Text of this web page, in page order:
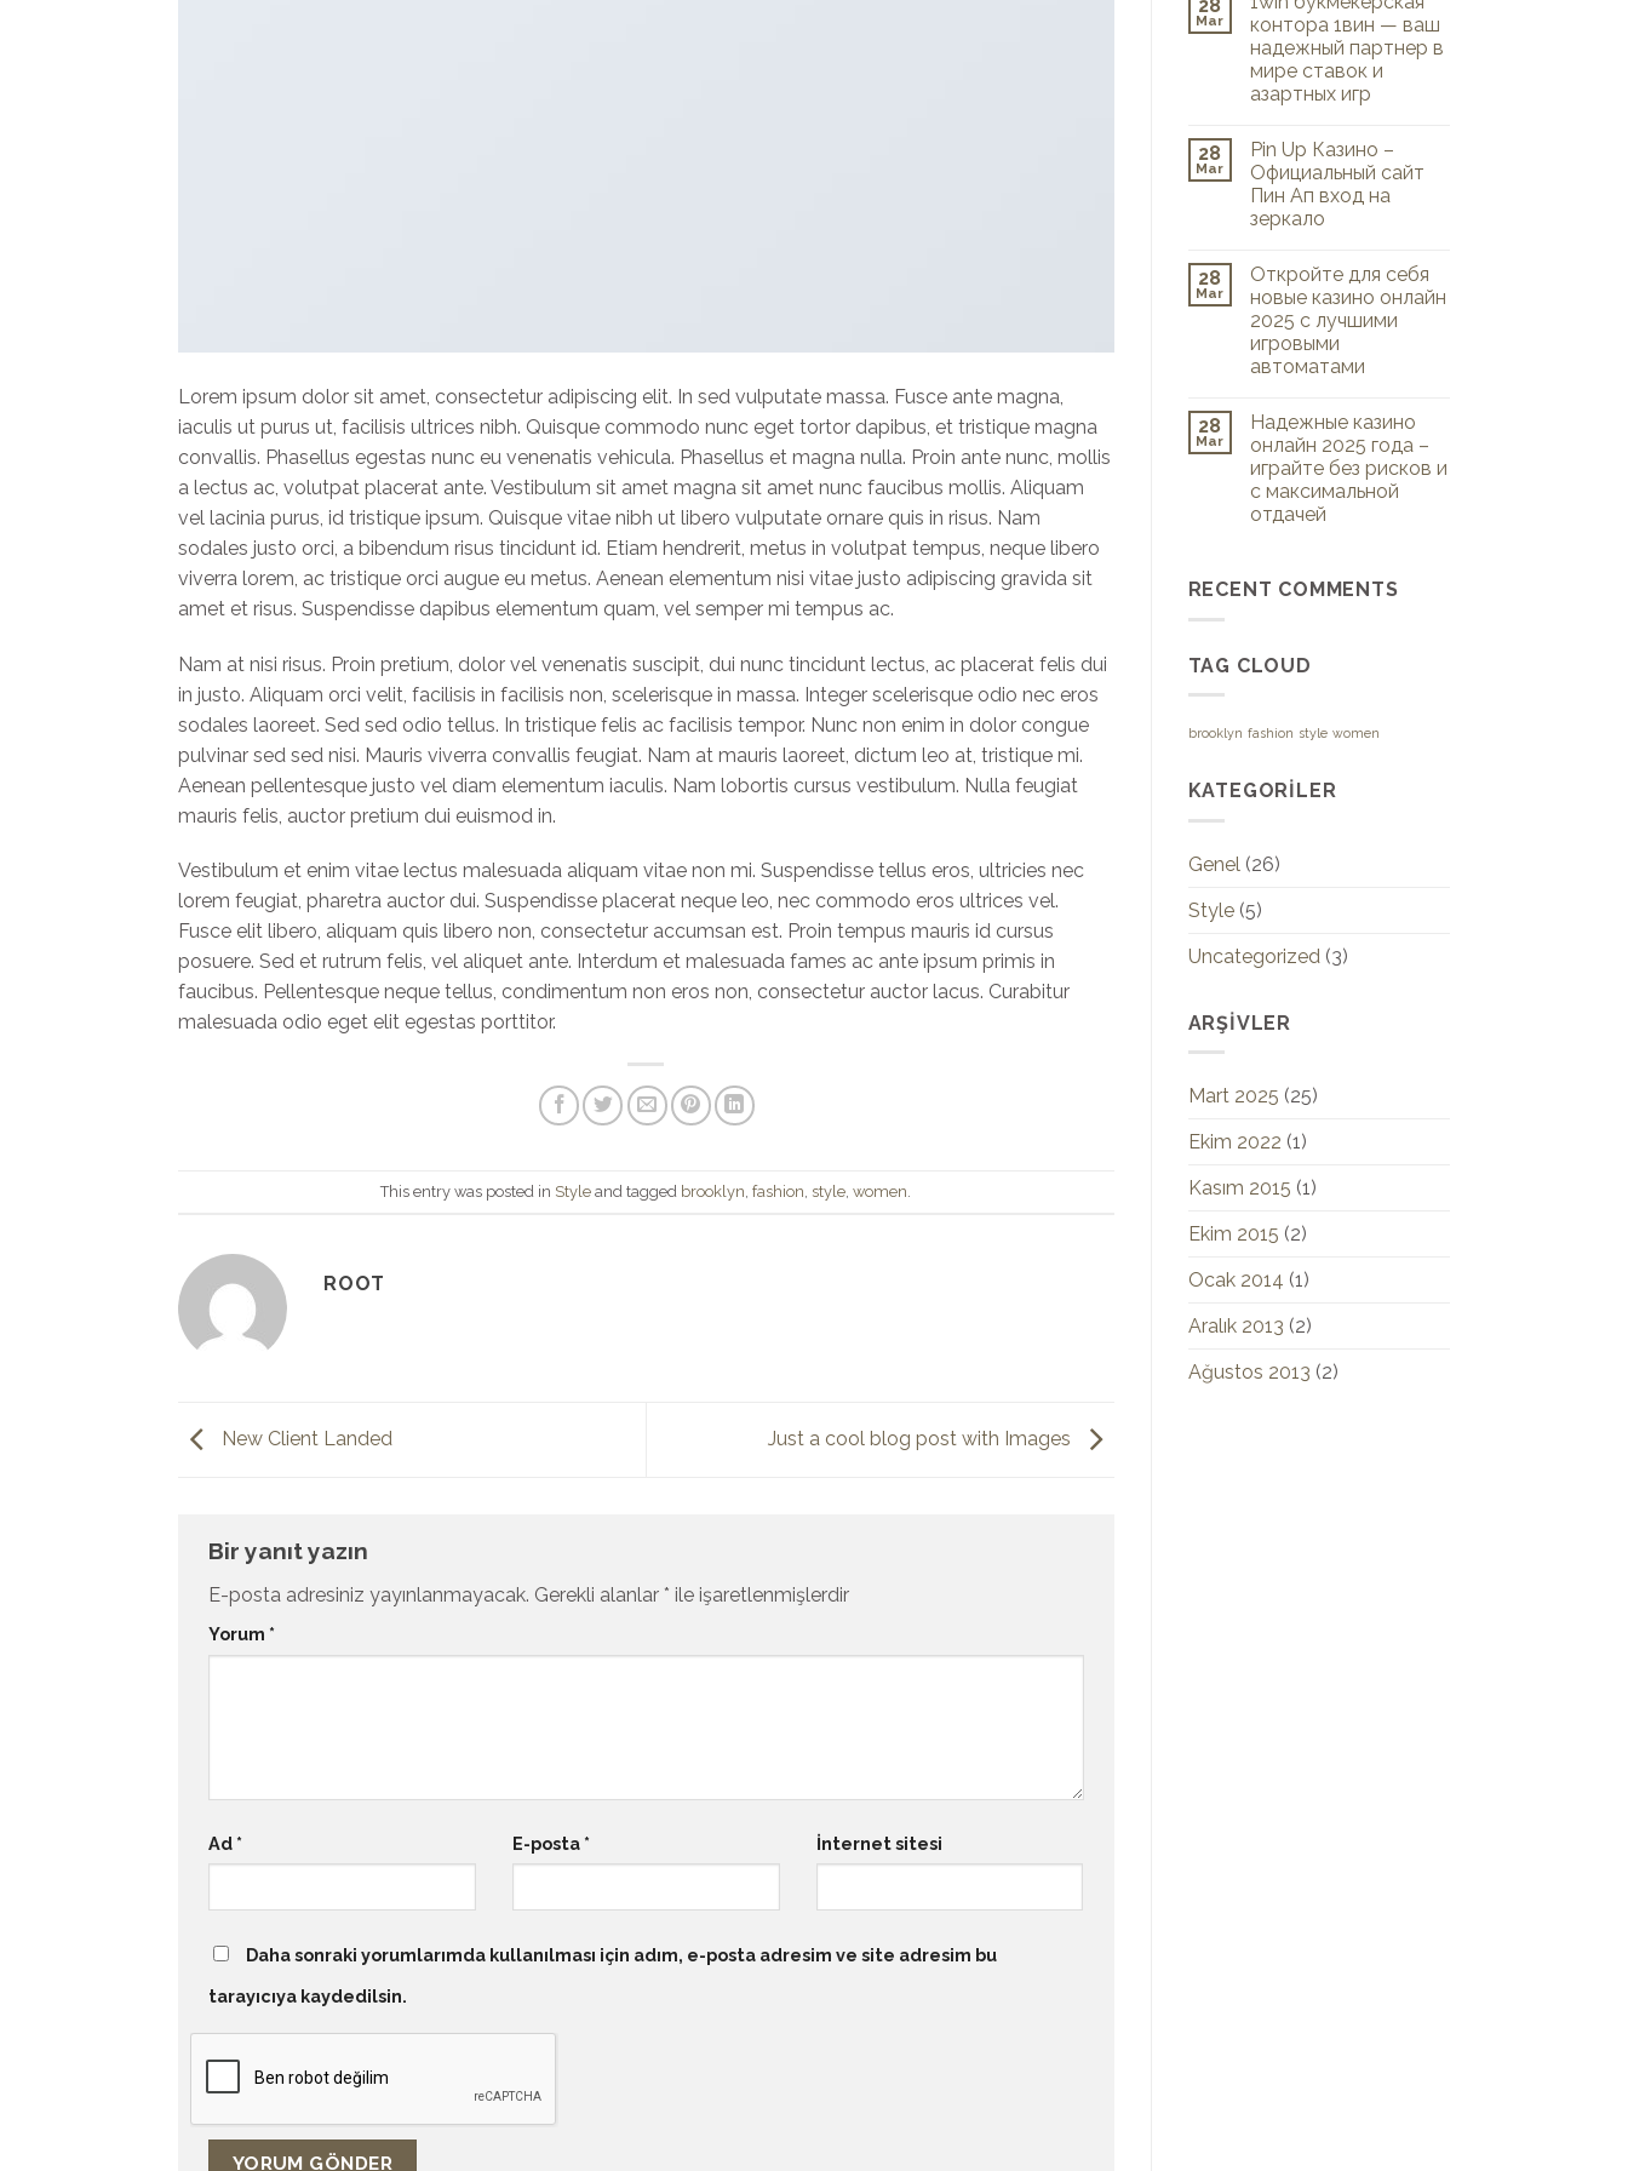
Lorem ipsum dolor sit amet, consectetur adipiscing elit. In sed vulputate massa. Fusce ante magna,
iaculis ut purus ut, facilisis ultrices nibh. Quisque commodo nunc eget tortor dapibus, et tristique magna
convallis. Phasellus egestas nunc eu venenatis vehicula. Phasellus et magna nulla. Proin ante nunc, mollis
a lectus ac, volutpat placerat ante. Vestibulum sit amet magna sit amet nunc faucibus mollis. Aliquam
vel lacinia purus, id tristique ipsum. Quisque vitae nibh ut libero vulputate ornare quis in risus. Nam
sodales justo orci, a bibendum risus tincidunt id. Etiam hendrerit, metus in volutpat tempus, neque libero
viverra lorem, ac tristique orci augue eu metus. Aenean elementum nisi vitae justo adipiscing gravida sit
amet et risus. Suspendisse dapibus elementum quam, vel semper mi tempus ac.
Nam at nisi risus. Proin pretium, dolor vel venenatis suscipit, dui nunc tincidunt lectus, ac placerat felis dui
in justo. Aliquam orci velit, facilisis in facilisis non, scelerisque in massa. Integer scelerisque odio nec eros
sodales laoreet. Sed sed odio tellus. In tristique felis ac facilisis tempor. Nunc non enim in dolor congue
pulvinar sed sed nisi. Mauris viverra convallis feugiat. Nam at mauris laoreet, dictum leo at, tristique mi.
Aenean pellentesque justo vel diam elementum iaculis. Nam lobortis cursus vestibulum. Nulla feugiat
mauris felis, auctor pretium dui euismod in.
Vestibulum et enim vitae lectus malesuada aliquam vitae non mi. Suspendisse tellus eros, ultricies nec
lorem feugiat, pharetra auctor dui. Suspendisse placerat neque leo, nec commodo eros ultrices vel.
Fusce elit libero, aliquam quis libero non, consectetur accumsan est. Proin tempus mauris id cursus
posuere. Sed et rutrum felis, vel aliquet ante. Interdum et malesuada fames ac ante ipsum primis in
faucibus. Pellentesque neque tellus, condimentum non eros non, consectetur auctor lacus. Curabitur
malesuada odio eget elit egestas porttitor.
This entry was posted in Style and tagged brooklyn ,fashion style ,women
ROOT
New Client Landed Just a cool blog post with Images
Bir yanıt yazın
E-posta adresiniz yayınlanmayacak. Gerekli alanlar * ile işaretlenmişlerdir
Yorum *
Ad * E-posta * İnternet sitesi
Daha sonraki yorumlarımda kullanılması için adım, e-posta adresim ve site adresim bu
tarayıcıya kaydedilsin.
28
Mar
контора 1вин — ваш
надежный партнер в
мире ставок и
азартных игр
28
Mar
Pin Up Казино –
Официальный сайт
Пин Ап вход на
зеркало
28
Mar
Откройте для себя
новые казино онлайн
2025 с лучшими
игровыми
автоматами
28
Mar
Надежные казино
онлайн 2025 года –
играйте без рисков и
с максимальной
отдачей
RECENT COMMENTS
TAG CLOUD
brooklyn fashion style women
KATEGORILER
Genel (26)
Style(5)
Uncategorized (3)
ARŞIVLER
Mart 2025 (25)
Ekim 2022 (1)
Kasım 2015 (1)
Ekim 2015 (2)
Ocak 2014 (1)
Aralık 2013 (2)
Ağustos 2013 (2)